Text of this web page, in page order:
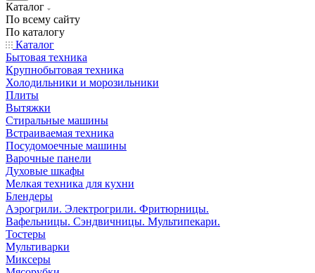
Каталог
По всему сайту
По каталогу
Каталог
Бытовая техника
Крупнобытовая техника
Холодильники и морозильники
Плиты
Вытяжки
Стиральные машины
Встраиваемая техника
Посудомоечные машины
Варочные панели
Духовые шкафы
Мелкая техника для кухни
Блендеры
Аэрогрили. Электрогрили. Фритюрницы.
Вафельницы. Сэндвичницы. Мультипекари.
Тостеры
Мультиварки
Миксеры